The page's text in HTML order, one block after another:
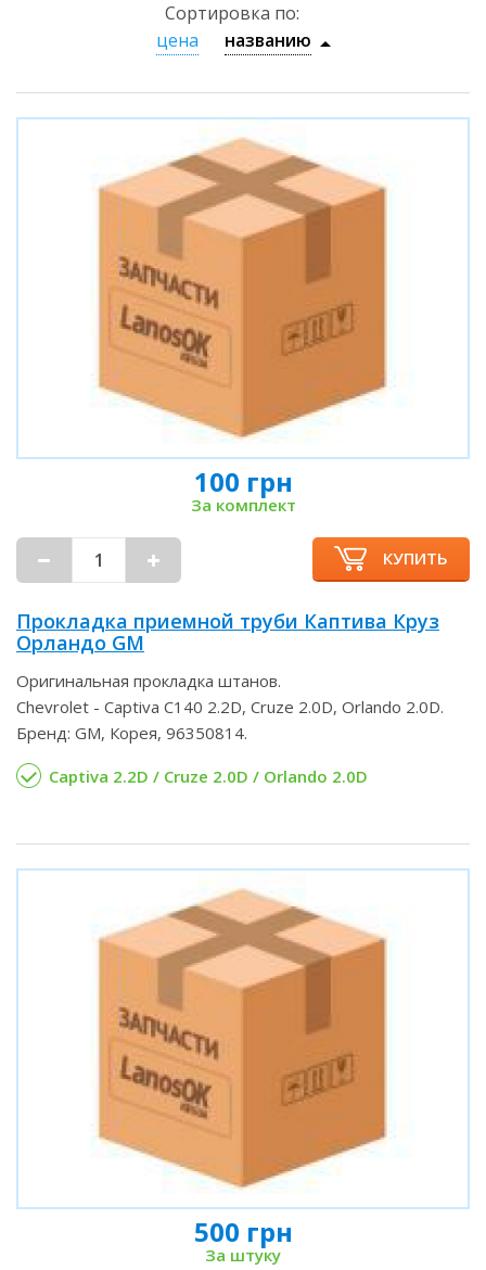
Сортировка по:
цена
названию
100 грн
За комплект
КУПИТЬ
Прокладка приемной труби Каптива Круз
Орландо GM
Оригинальная прокладка штанов.
Chevrolet - Captiva C140 2.2D, Cruze 2.0D, Orlando 2.0D.
Бренд: GM, Корея, 96350814.
Captiva 2.2D / Cruze 2.0D / Orlando 2.0D
500 грн
За штуку